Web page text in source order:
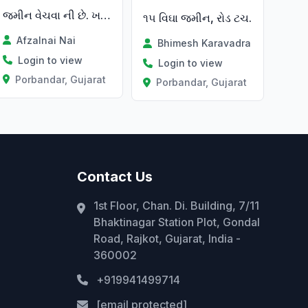
જમીન વેચવા ની છે. ખડી નીકરે એવી
Afzalnai Nai
Login to view
Porbandar, Gujarat
૧૫ વિઘા જમીન, રોડ ટચ.
Bhimesh Karavadra
Login to view
Porbandar, Gujarat
Contact Us
1st Floor, Chan. Di. Building, 7/11
Bhaktinagar Station Plot, Gondal
Road, Rajkot, Gujarat, India -
360002
+919941499714
[email protected]